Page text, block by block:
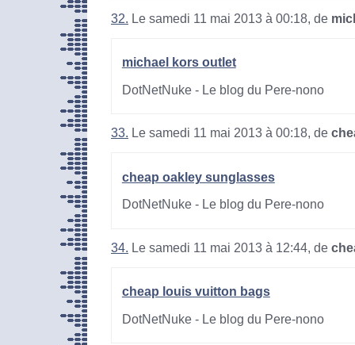
32. Le samedi 11 mai 2013 à 00:18, de
michael kors outlet
DotNetNuke - Le blog du Pere-nono
33. Le samedi 11 mai 2013 à 00:18, de
cheap oakley sunglasses
DotNetNuke - Le blog du Pere-nono
34. Le samedi 11 mai 2013 à 12:44, de
cheap louis vuitton bags
DotNetNuke - Le blog du Pere-nono